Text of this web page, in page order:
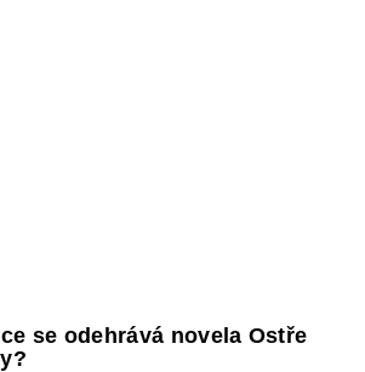
se odehrává novela Ostře